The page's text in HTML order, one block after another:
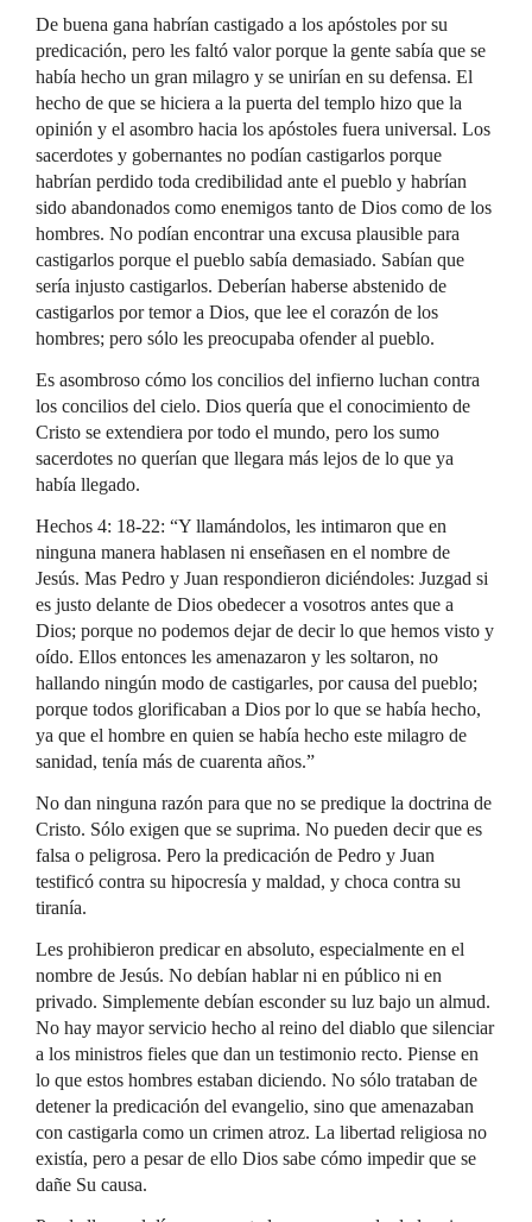
De buena gana habrían castigado a los apóstoles por su
predicación, pero les faltó valor porque la gente sabía que se
había hecho un gran milagro y se unirían en su defensa. El
hecho de que se hiciera a la puerta del templo hizo que la
opinión y el asombro hacia los apóstoles fuera universal. Los
sacerdotes y gobernantes no podían castigarlos porque
habrían perdido toda credibilidad ante el pueblo y habrían
sido abandonados como enemigos tanto de Dios como de los
hombres. No podían encontrar una excusa plausible para
castigarlos porque el pueblo sabía demasiado. Sabían que
sería injusto castigarlos. Deberían haberse abstenido de
castigarlos por temor a Dios, que lee el corazón de los
hombres; pero sólo les preocupaba ofender al pueblo.
Es asombroso cómo los concilios del infierno luchan contra
los concilios del cielo. Dios quería que el conocimiento de
Cristo se extendiera por todo el mundo, pero los sumo
sacerdotes no querían que llegara más lejos de lo que ya
había llegado.
Hechos 4: 18-22: “Y llamándolos, les intimaron que en
ninguna manera hablasen ni enseñasen en el nombre de
Jesús. Mas Pedro y Juan respondieron diciéndoles: Juzgad si
es justo delante de Dios obedecer a vosotros antes que a
Dios; porque no podemos dejar de decir lo que hemos visto y
oído. Ellos entonces les amenazaron y les soltaron, no
hallando ningún modo de castigarles, por causa del pueblo;
porque todos glorificaban a Dios por lo que se había hecho,
ya que el hombre en quien se había hecho este milagro de
sanidad, tenía más de cuarenta años.”
No dan ninguna razón para que no se predique la doctrina de
Cristo. Sólo exigen que se suprima. No pueden decir que es
falsa o peligrosa. Pero la predicación de Pedro y Juan
testificó contra su hipocresía y maldad, y choca contra su
tiranía.
Les prohibieron predicar en absoluto, especialmente en el
nombre de Jesús. No debían hablar ni en público ni en
privado. Simplemente debían esconder su luz bajo un almud.
No hay mayor servicio hecho al reino del diablo que silenciar
a los ministros fieles que dan un testimonio recto. Piense en
lo que estos hombres estaban diciendo. No sólo trataban de
detener la predicación del evangelio, sino que amenazaban
con castigarla como un crimen atroz. La libertad religiosa no
existía, pero a pesar de ello Dios sabe cómo impedir que se
dañe Su causa.